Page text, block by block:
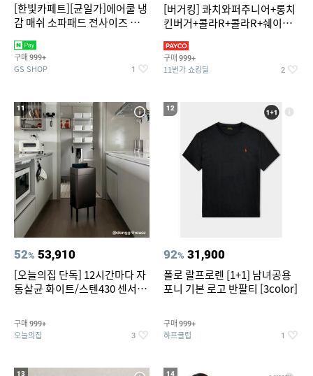
[한빛카페트][균일가]에어쿨 냉
감 매쉬 소파패드 전사이즈 균일
구매 999+
GS SHOP 1
[버거킹] 콰치와퍼주니어+롱치
킨버거+콜라R+콜라R+쉐이킹
구매 999+
11번가 쇼킹딜 2
11
52% 53,910
[오늘의집 단독] 12시간마다 자
동살균 화이트/스텐430 센서휴
구매 999+
오늘의집 3
12
92% 31,900
폴로 랄프로렌 [1+1] 남녀공용
포니 기본 로고 반팔티 [3color]
구매 999+
하프클럽 1
13 14